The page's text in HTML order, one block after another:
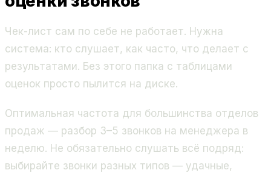
Чек-лист сам по себе не работает. Нужна
система: кто слушает, как часто, что делает с
результатами. Без этого папка с таблицами
оценок просто пылится на диске.
Оптимальная частота для большинства отделов
продаж — разбор 3–5 звонков на менеджера в
неделю. Не обязательно слушать всё подряд:
выбирайте звонки разных типов — удачные,